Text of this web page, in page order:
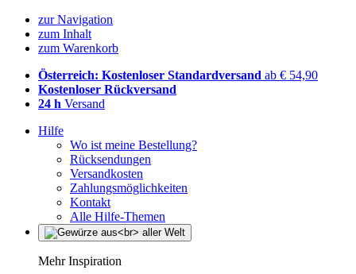
zur Navigation
zum Inhalt
zum Warenkorb
Österreich: Kostenloser Standardversand ab € 54,90
Kostenloser Rückversand
24 h Versand
Hilfe
Wo ist meine Bestellung?
Rücksendungen
Versandkosten
Zahlungsmöglichkeiten
Kontakt
Alle Hilfe-Themen
Mehr Inspiration